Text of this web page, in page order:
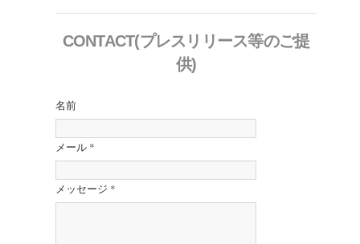
CONTACT(プレスリリース等のご提
供)
名前
メール *
メッセージ *